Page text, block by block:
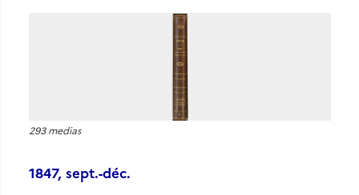
293 medias
1847, sept.-déc.